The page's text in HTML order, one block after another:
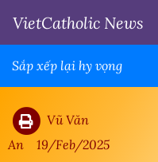
VietCatholic News
Sắp xếp lại hy vọng
Vũ Văn
An
19/Feb/2025